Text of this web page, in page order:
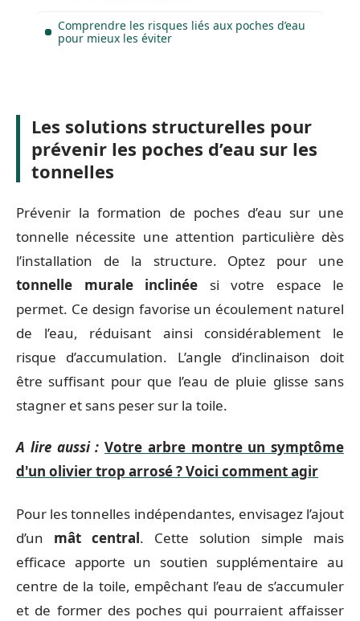
Comprendre les risques liés aux poches d’eau
pour mieux les éviter
Les solutions structurelles pour
prévenir les poches d’eau sur les
tonnelles
Prévenir la formation de poches d’eau sur une
tonnelle nécessite une attention particulière dès
l’installation de la structure. Optez pour une
tonnelle murale inclinée si votre espace le
permet. Ce design favorise un écoulement naturel
de l’eau, réduisant ainsi considérablement le
risque d’accumulation. L’angle d’inclinaison doit
être suffisant pour que l’eau de pluie glisse sans
stagner et sans peser sur la toile.
A lire aussi : Votre arbre montre un symptôme
d'un olivier trop arrosé ? Voici comment agir
Pour les tonnelles indépendantes, envisagez l’ajout
d’un mât central. Cette solution simple mais
efficace apporte un soutien supplémentaire au
centre de la toile, empêchant l’eau de s’accumuler
et de former des poches qui pourraient affaisser